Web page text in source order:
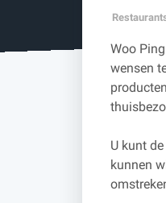
Woo
wensen
U kunt
kunnen